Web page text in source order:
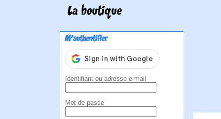
La boutique
M'authentifier
Identifiant ou adresse e-mail
Mot de passe